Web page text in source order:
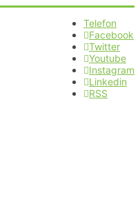
Telefon
Facebook
Twitter
Youtube
Instagram
Linkedin
RSS